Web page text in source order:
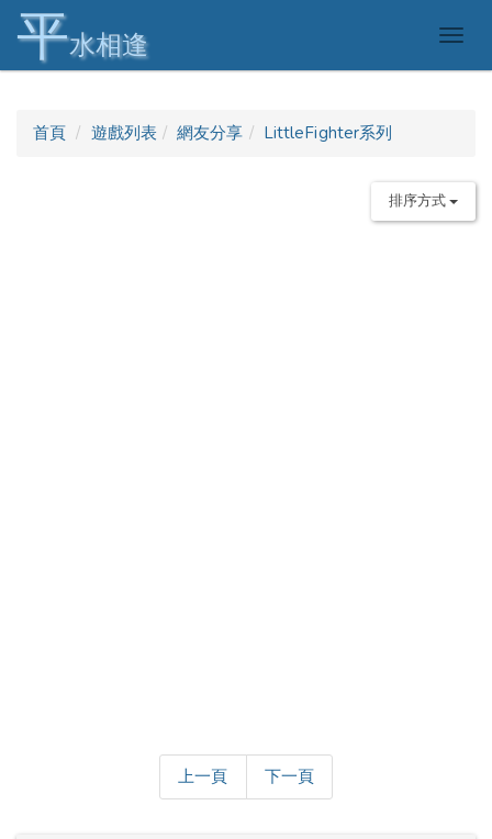
平水相逢
首頁 遊戲列表 網友分享 LittleFighter系列
排序方式
上一頁 下一頁